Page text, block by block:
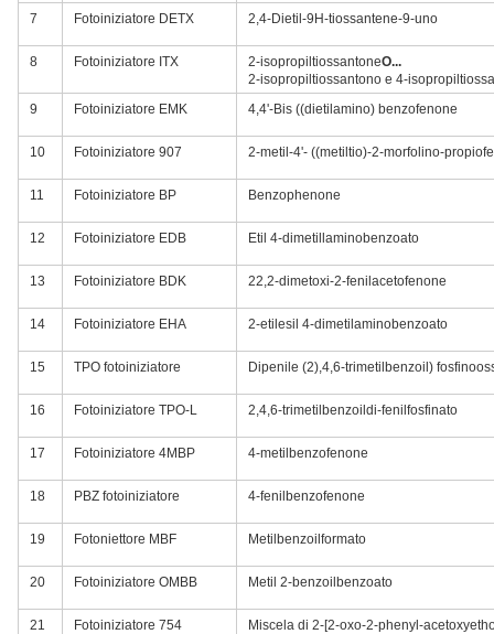
7 Fotoiniziatore DETX 2,4-Dietil-9H-tiossantene-9-uno
8 Fotoiniziatore ITX 2-isopropiltiossantoneO...
2-isopropiltiossantono e 4-
9
Fotoiniziatore EMK 4,4'-Bis ((dietilamino) benzofenone
10 Fotoiniziatore 907 2-metil-4'- ((metiltio)-2-morfolino-
11 Fotoiniziatore BP Benzophenone
12 Fotoiniziatore EDB Etil 4-dimetillaminobenzoato
13 Fotoiniziatore BDK 22,2-dimetoxi-2-fenilacetofenone
14 Fotoiniziatore EHA 2-etilesil 4-dimetilaminobenzoato
15 TPO fotoiniziatore Dipenile (2),4,6-trimetilbenzoil)
16 Fotoiniziatore TPO-L 2,4,6-trimetilbenzoildi-fenilfosfinato
17 Fotoiniziatore 4MBP 4-metilbenzofenone
18 PBZ fotoiniziatore 4-fenilbenzofenone
19 Fotoniettore MBF Metilbenzoilformato
20 Fotoiniziatore OMBB Metil 2-benzoilbenzoato
21 Fotoiniziatore 754
Miscela di 2-[2-oxo-2-phenyl-